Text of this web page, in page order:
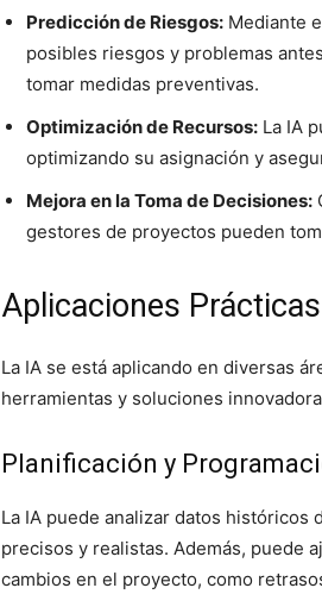
Predicción de Riesgos: Mediante
posibles riesgos y problemas
tomar medidas preventivas.
Optimización de Recursos: La IA
optimizando su asignación y
Mejora en la Toma de Decisiones:
gestores de proyectos pueden
Aplicaciones
La IA se está aplicando en diversas
herramientas y soluciones
Planificación y
La IA puede analizar datos históricos
precisos y realistas. Además, puede
cambios en el proyecto, como